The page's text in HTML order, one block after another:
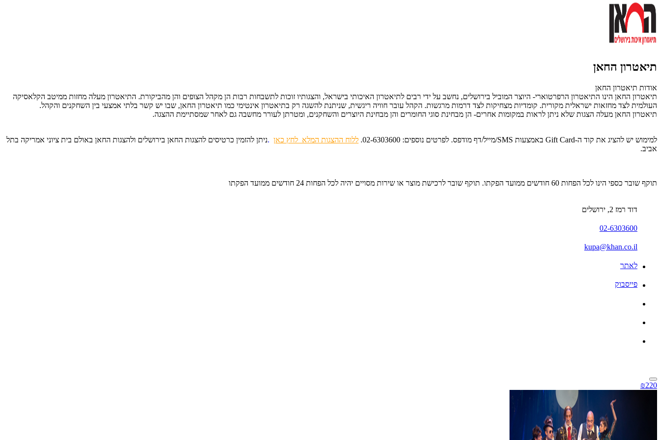
תיאטרון החאן
אודות תיאטרון החאן
תיאטרון החאן הינו התיאטרון הרפרטוארי- היוצר המוביל בירושלים, נחשב על ידי רבים לתיאטרון האיכותי בישראל, והצגותיו זוכות לתשבחות רבות הן מקהל הצופים והן מהביקורת. התיאטרון מעלה מחזות ממיטב הקלאסיקה
העולמית לצד מחזאות ישראלית מקורית. קומדיות מצחיקות לצד דרמות מרגשות. הקהל עובר חוויה ריגשית, שניתנת להשגה רק בתיאטרון אינטימי כמו תיאטרון החאן, שבו יש קשר בלתי אמצעי בין השחקנים והקהל.
תיאטרון החאן מעלה הצגות שלא ניתן לראות במקומות אחרים- הן מבחינת סוגי החומרים והן מבחינת היוצרים והשחקנים, ומטרתן לעורר מחשבה גם לאחר שמסתיימת ההצגה.
למימוש יש להציג את קוד ה-Gift Card באמצעות SMS/מייל/דף מודפס. לפרטים נוספים: 02-6303600. ללוח ההצגות המלא לחץ כאן .ניתן להזמין כרטיסים להצגות החאן בירושלים ולהצגות החאן באולם בית ציוני אמריקה בתל
אביב.
תוקף שובר כספי הינו לכל הפחות 60 חודשים ממועד הפקתו. תוקף שובר לרכישת מוצר או שירות מסויים יהיה לכל הפחות 24 חודשים ממועד הפקתו
דוד רמז 2, ירושלים
02-6303600
kupa@khan.co.il
לאתר
פייסבוק
₪220